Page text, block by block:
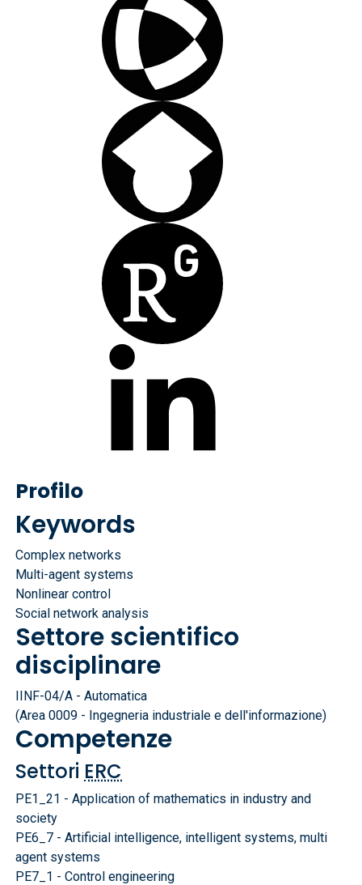
Profilo
Keywords
Complex networks
Multi-agent systems
Nonlinear control
Social network analysis
Settore scientifico
disciplinare
IINF-04/A - Automatica
(Area 0009 - Ingegneria industriale e dell'informazione)
Competenze
Settori ERC
PE1_21 - Application of mathematics in industry and
society
PE6_7 - Artificial intelligence, intelligent systems, multi
agent systems
PE7_1 - Control engineering